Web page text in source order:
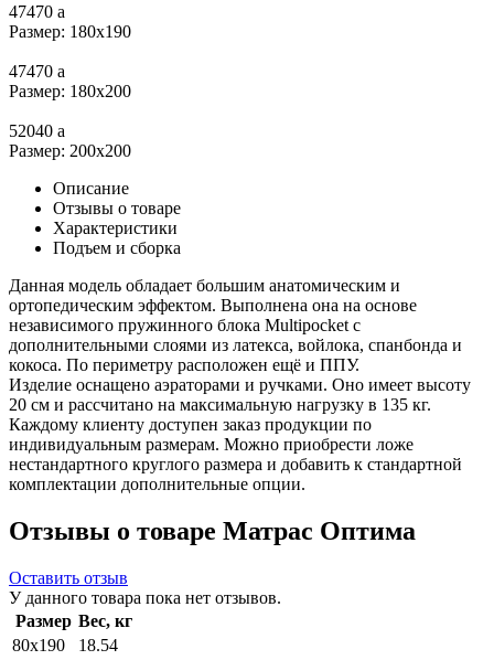
47470 a
Размер: 180x190
47470 a
Размер: 180х200
52040 a
Размер: 200х200
Описание
Отзывы о товаре
Характеристики
Подъем и сборка
Данная модель обладает большим анатомическим и
ортопедическим эффектом. Выполнена она на основе
независимого пружинного блока Multipocket с
дополнительными слоями из латекса, войлока, спанбонда и
кокоса. По периметру расположен ещё и ППУ.
Изделие оснащено аэраторами и ручками. Оно имеет высоту
20 см и рассчитано на максимальную нагрузку в 135 кг.
Каждому клиенту доступен заказ продукции по
индивидуальным размерам. Можно приобрести ложе
нестандартного круглого размера и добавить к стандартной
комплектации дополнительные опции.
Отзывы о товаре Матрас Оптима
Оставить отзыв
У данного товара пока нет отзывов.
Размер Вес, кг
80x190
18.54